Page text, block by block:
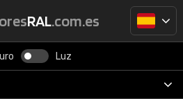
RAL.com.es
Luz